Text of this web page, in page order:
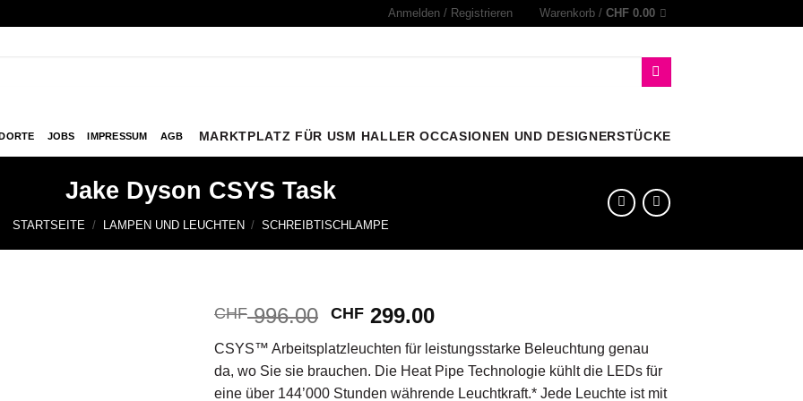
Anmelden / Registrieren Warenkorb /CHF 0.00
JOBS IMPRESSUM AGB MARKTPLATZ FÜR USM HALLER OCCASIONEN UND DESIGNERSTÜCKE
Jake Dyson CSYS Task
STARTSEITE / LAMPEN UND LEUCHTEN / SCHREIBTISCHLAMPE
CHF996.00 CHF 299.00
CSYS™ Arbeitsplatzleuchten für leistungsstarke Beleuchtung genau
da, wo Sie sie brauchen. Die Heat Pipe Technologie kühlt die LEDs für
eine über 144’000 Stunden währende Leuchtkraft.* Jede Leuchte ist mit